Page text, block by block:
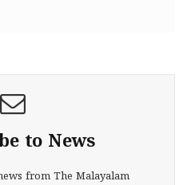
to News
from The Malayalam